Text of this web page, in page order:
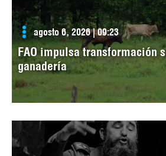
agosto 6, 2026 | 09:23
FAO impulsa transformación
ganadería